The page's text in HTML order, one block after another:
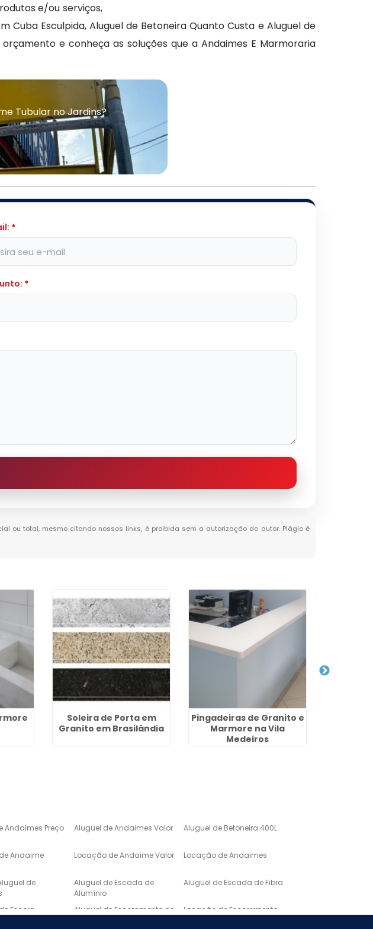
e/ou serviços,
Esculpida, Aluguel de Betoneira Quanto Custa e Aluguel de
e conheça as soluções que a Andaimes E Marmoraria
Tubular no Jardins?
*
*
ou total, mesmo citando nossos links, é proibida sem a autorização do autor. Plágio é
Soleira de Porta em
Granito em Brasilândia
Pingadeiras de Granito e
Marmore na Vila
Medeiros
Andaimes Preço Aluguel de Andaimes Valor Aluguel de Betoneira 400L
Andaime
Locação de Andaime Valor Locação de Andaimes
de
Aluguel de Escada de
Alumínio
Aluguel de Escada de Fibra
Escora
Aluguel de Escoramento de
Locação de Escoramento